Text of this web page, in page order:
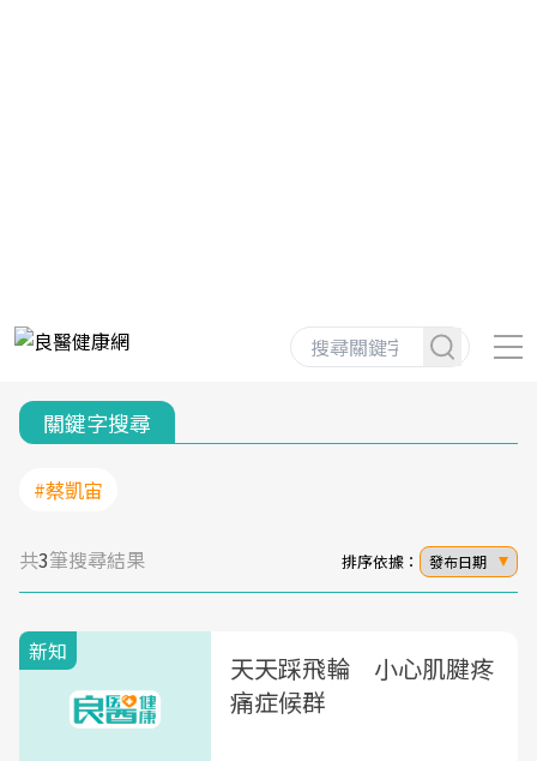
關鍵字搜尋
#蔡凱宙
共3筆搜尋結果 排序依據： 發布日期
新知
天天踩飛輪 小心肌腱疼
痛症候群